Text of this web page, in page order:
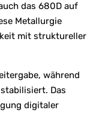
das 680D auf
Metallurgie
mit struktureller
während
Das
digitaler